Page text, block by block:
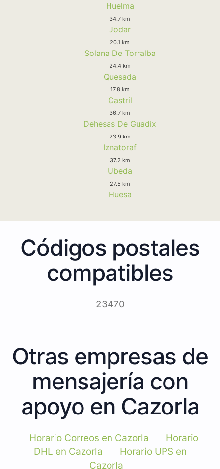
Huelma
34.7 km
Jodar
20.1 km
Solana De Torralba
24.4 km
Quesada
17.8 km
Castril
36.7 km
Dehesas De Guadix
23.9 km
Iznatoraf
37.2 km
Ubeda
27.5 km
Huesa
Códigos postales
compatibles
23470
Otras empresas de
mensajería con
apoyo en Cazorla
Horario Correos en Cazorla
Horario
DHL en Cazorla
Horario UPS en
Cazorla